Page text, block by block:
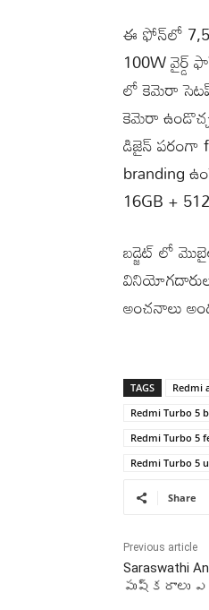
ఈ ఫోన్‌లో
100W వైర్డ్
లో కెమెరా
కెమెరా
డిజైన్ పరంగా
branding
16GB +
బడ్జెట్ లో
అంచనాలు
TAGS Redmi
Redmi Turbo 5
Redmi Turbo 5
Redmi Turbo 5
Share
Previous article
Saraswathi
పుష్కరాలు